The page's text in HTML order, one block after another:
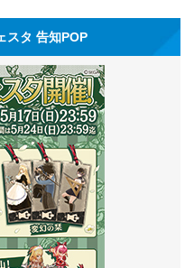
スタ 告知POP